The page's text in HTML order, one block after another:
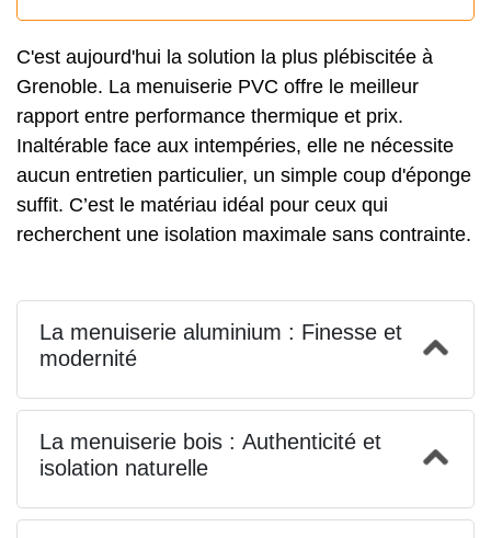
C'est aujourd'hui la solution la plus plébiscitée à
Grenoble. La menuiserie PVC offre le meilleur
rapport entre performance thermique et prix.
Inaltérable face aux intempéries, elle ne nécessite
aucun entretien particulier, un simple coup d'éponge
suffit. C’est le matériau idéal pour ceux qui
recherchent une isolation maximale sans contrainte.
La menuiserie aluminium : Finesse et
modernité
La menuiserie bois : Authenticité et
isolation naturelle